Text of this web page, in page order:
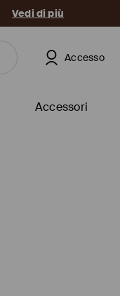
Vedi di più
Accesso
Accessori